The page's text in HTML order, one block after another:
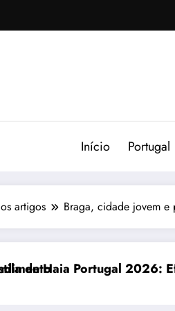
Início Portugal
artigos Braga, cidade jovem e
e Oportunidades
Custo de vida em